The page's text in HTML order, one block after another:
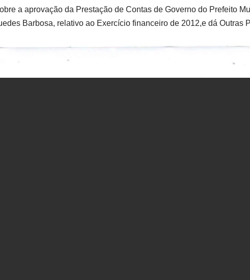
a aprovação da Prestação de Contas de Governo do Prefeito
Barbosa, relativo ao Exercício financeiro de 2012,e dá Outras